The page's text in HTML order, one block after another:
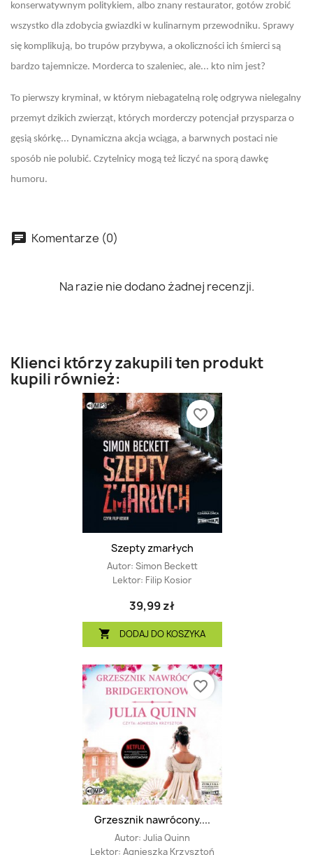
konserwatywnym politykiem, albo znany restaurator, gotów zrobić
wszystko dla zdobycia gwiazdki w kulinarnym przewodniku. Sprawy
się komplikują, bo trupów przybywa, a okoliczności ich śmierci są
bardzo tajemnicze. Morderca to szaleniec, ale... kto nim jest?
To pierwszy kryminał, w którym niebagatelną rolę odgrywa nielegalny
przemyt dzikich zwierząt, których morderczy potencjał przysparza o
gęsią skórkę... Dynamiczna akcja wciąga, a barwnych postaci nie
sposób nie polubić. Czytelnicy mogą też liczyć na sporą dawkę
humoru.
Komentarze (0)
Na razie nie dodano żadnej recenzji.
Klienci którzy zakupili ten produkt
kupili również:
Szepty zmarłych
Autor: Simon Beckett
Lektor: Filip Kosior
39,99 zł
 DODAJ DO KOSZYKA
favorite_border
Grzesznik nawrócony....
Autor: Julia Quinn
Lektor: Agnieszka Krzysztoń
favorite_border